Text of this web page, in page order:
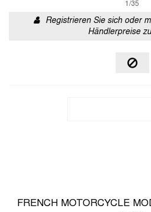
1/35
Registrieren Sie sich oder
Händlerpreise
FRENCH MOTORCYCLE